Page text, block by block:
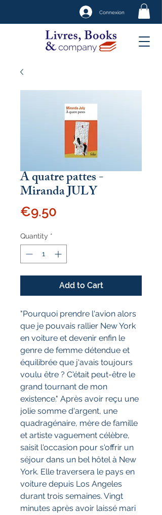
Connexion
A quatre pattes -
Miranda JULY
€9.50
Quantity *
Add to Cart
"Pourquoi prendre l'avion alors
que je pouvais rallier New York
en voiture et devenir enfin le
genre de femme détendue et
équilibrée que j'avais toujours
voulu être ? C'était peut-être le
grand tournant de mon
existence." Après avoir reçu une
jolie somme d'argent, une
quadragénaire, mère de famille
et artiste vaguement célèbre,
saisit l'occasion pour s'offrir un
séjour dans un bel hôtel à New
York. Elle traversera le pays en
voiture depuis Los Angeles
durant trois semaines. Vingt
minutes après avoir laissé mari